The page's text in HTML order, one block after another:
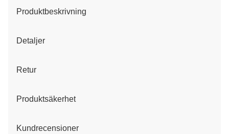
Produktbeskrivning
Detaljer
Retur
Produktsäkerhet
Kundrecensioner